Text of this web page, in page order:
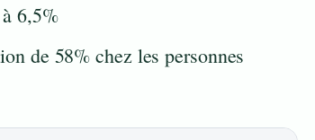
6,5%
de 58% chez les personnes